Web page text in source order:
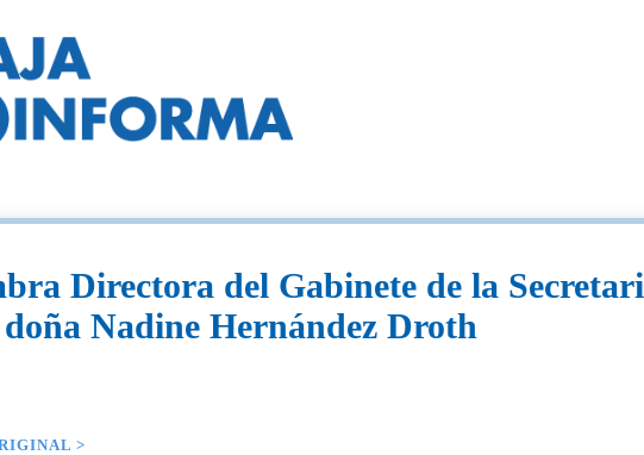
Directora del Gabinete de la
Nadine Hernández Droth
>